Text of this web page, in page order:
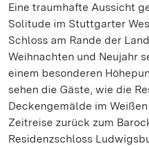
Eine traumhafte Aussicht
Solitude im Stuttgarter
Schloss am Rande der
Weihnachten und Neujahr
einem besonderen
sehen die Gäste, wie die
Deckengemälde im
Zeitreise zurück zum
Residenzschloss